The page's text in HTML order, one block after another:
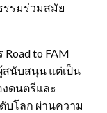
รรมร่วมสมัย
to FAM
สนับสนุน แต่เป็น
ดนตรีและ
บโลก ผ่านความ